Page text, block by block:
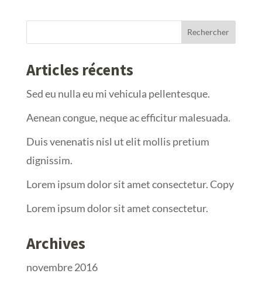
Articles récents
Sed eu nulla eu mi vehicula pellentesque.
Aenean congue, neque ac efficitur malesuada.
Duis venenatis nisl ut elit mollis pretium
dignissim.
Lorem ipsum dolor sit amet consectetur. Copy
Lorem ipsum dolor sit amet consectetur.
Archives
novembre 2016